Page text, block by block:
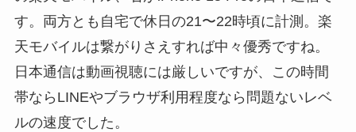
す。両方とも自宅で休日の21〜22時頃に計測。楽
天モバイルは繋がりさえすれば中々優秀ですね。
日本通信は動画視聴には厳しいですが、この時間
帯ならLINEやブラウザ利用程度なら問題ないレベ
ルの速度でした。